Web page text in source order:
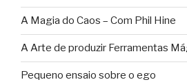
A Magia do Caos – Com Phil Hine
A Arte de produzir Ferramentas
Pequeno ensaio sobre o ego